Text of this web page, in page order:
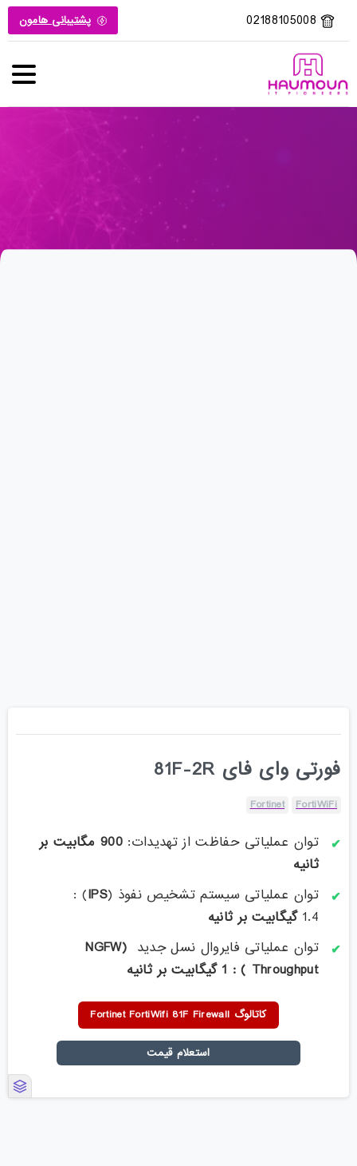
02188105008 پشتیبانی هامون
فورتی وای فای 81F-2R
FortiWiFi
Fortinet
توان عملیاتی حفاظت از تهدیدات:
900 مگابیت بر
ثانیه
توان عملیاتی سیستم تشخیص نفوذ (IPS
) :
1.4 گیگابیت بر ثانیه
توان عملیاتی فایروال نسل جدید
(NGFW
Throughput ) : 1 گیگا
بیت بر ثانیه
کاتالوگ Fortinet FortiWifi 81F Firewall
استعلام قیمت